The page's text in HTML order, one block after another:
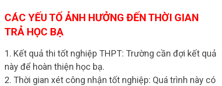
CÁC YẾU TỐ ẢNH HƯỞNG ĐẾN THỜI GIAN
TRẢ HỌC BẠ
1. Kết quả thi tốt nghiệp THPT: Trường cần đợi kết quả
này để hoàn thiện học bạ.
2. Thời gian xét công nhận tốt nghiệp: Quá trình này có